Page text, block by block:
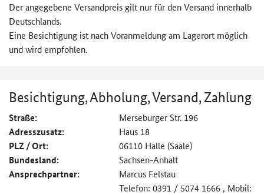
Der angegebene Versandpreis gilt nur für den Versand innerhalb
Deutschlands.
Eine Besichtigung ist nach Voranmeldung am Lagerort möglich
und wird empfohlen.
Besichtigung, Abholung, Versand, Zahlung
Straße: Merseburger Str. 196
Adresszusatz: Haus 18
PLZ / Ort: 06110 Halle (Saale)
Bundesland: Sachsen-Anhalt
Ansprechpartner:
Marcus Felstau
Telefon: 0391 / 5074 1666 , Mobil: